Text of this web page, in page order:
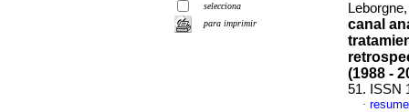
selecciona
para imprimir
canal
(1988 -
51. ISSN
·